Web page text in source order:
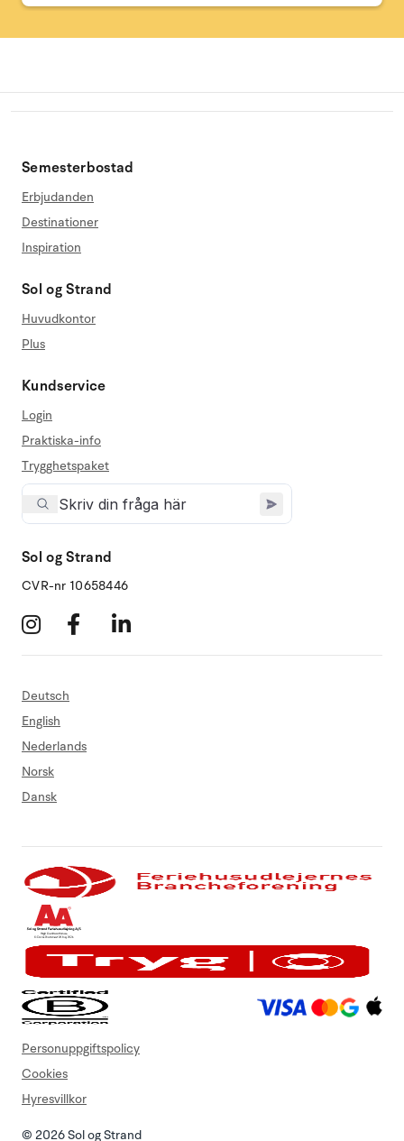
Semesterbostad
Erbjudanden
Destinationer
Inspiration
Sol og Strand
Huvudkontor
Plus
Kundservice
Login
Praktiska-info
Trygghetspaket
Sol og Strand
CVR-nr 10658446
Deutsch
English
Nederlands
Norsk
Dansk
© 2026 Sol og Strand
Personuppgiftspolicy
Cookies
Hyresvillkor